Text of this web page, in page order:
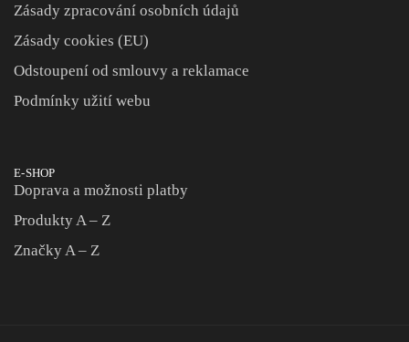
Zásady zpracování osobních údajů
Zásady cookies (EU)
Odstoupení od smlouvy a reklamace
Podmínky užití webu
E-SHOP
Doprava a možnosti platby
Produkty A – Z
Značky A – Z